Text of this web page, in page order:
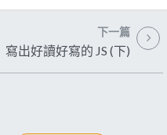
下一篇
寫出好讀好寫的 JS (下)